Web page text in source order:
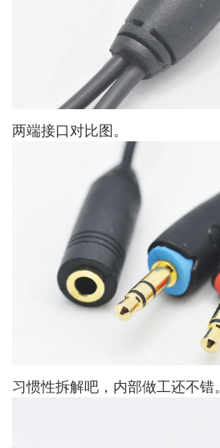
两端接口对比图。
习惯性拆解吧，内部做工还不错。